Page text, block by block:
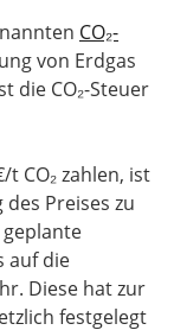
CO₂-
von Erdgas
die CO₂-Steuer
CO₂ zahlen, ist
Preises zu
auf die
Diese hat zur
festgelegt